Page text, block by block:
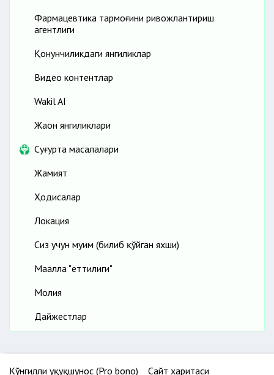
Фармацевтика тармоғини ривожлантириш
агентлиги
Қонунчиликдаги янгиликлар
Видео контентлар
Wakil AI
Жаҳон янгиликлари
Cуғурта масалалари
Жамият
Ҳодисалар
Локация
Сиз учун муҳим (билиб қўйган яхши)
Маҳалла "еттилиги"
Молия
Дайжестлар
Кўнгилли ҳуқуқшунос (Pro bono) Сайт харитаси